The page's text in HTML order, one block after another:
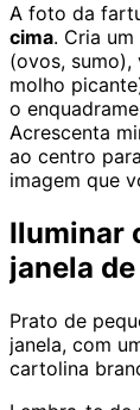
A foto da
cima. Cria
(ovos,
molho
o
Acrescenta
ao centro
imagem que
Iluminar
janela
Prato de
janela, com
cartolina